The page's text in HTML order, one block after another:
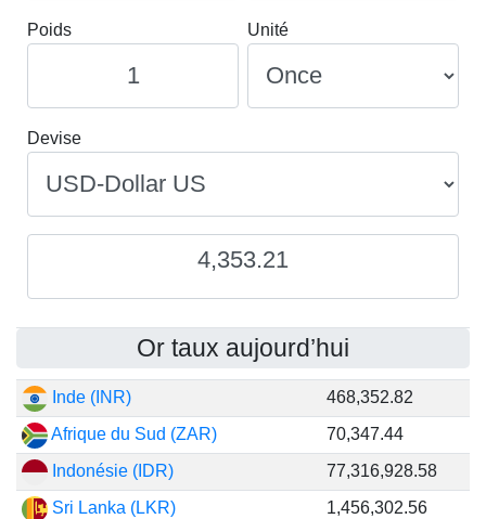
Poids Unité
Devise
4,353.21
Or taux aujourd’hui
Inde (INR)
468,352.82
Afrique du Sud (ZAR)
70,347.44
Indonésie (IDR)
77,316,928.58
Sri Lanka (LKR)
1,456,302.56